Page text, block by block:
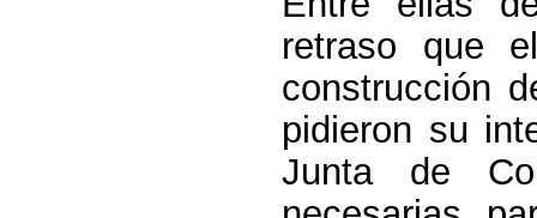
retraso que
construcción
pidieron su
Junta de